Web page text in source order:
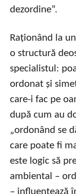
dezordine”.
Raționând la
o structură
specialistul:
ordonat și
care-i fac pe
după cum au
„ordonând se
care poate fi
este logic să
ambiental –
– influențează